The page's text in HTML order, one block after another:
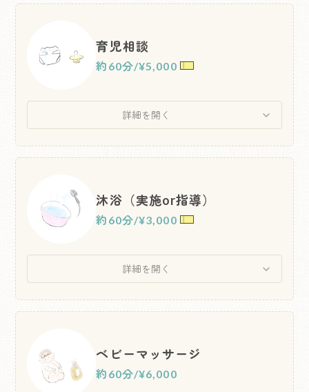
育児相談
約60分/¥5,000
詳細を開く
沐浴（実施or指導）
約60分/¥3,000
詳細を開く
ベビーマッサージ
約60分/¥6,000